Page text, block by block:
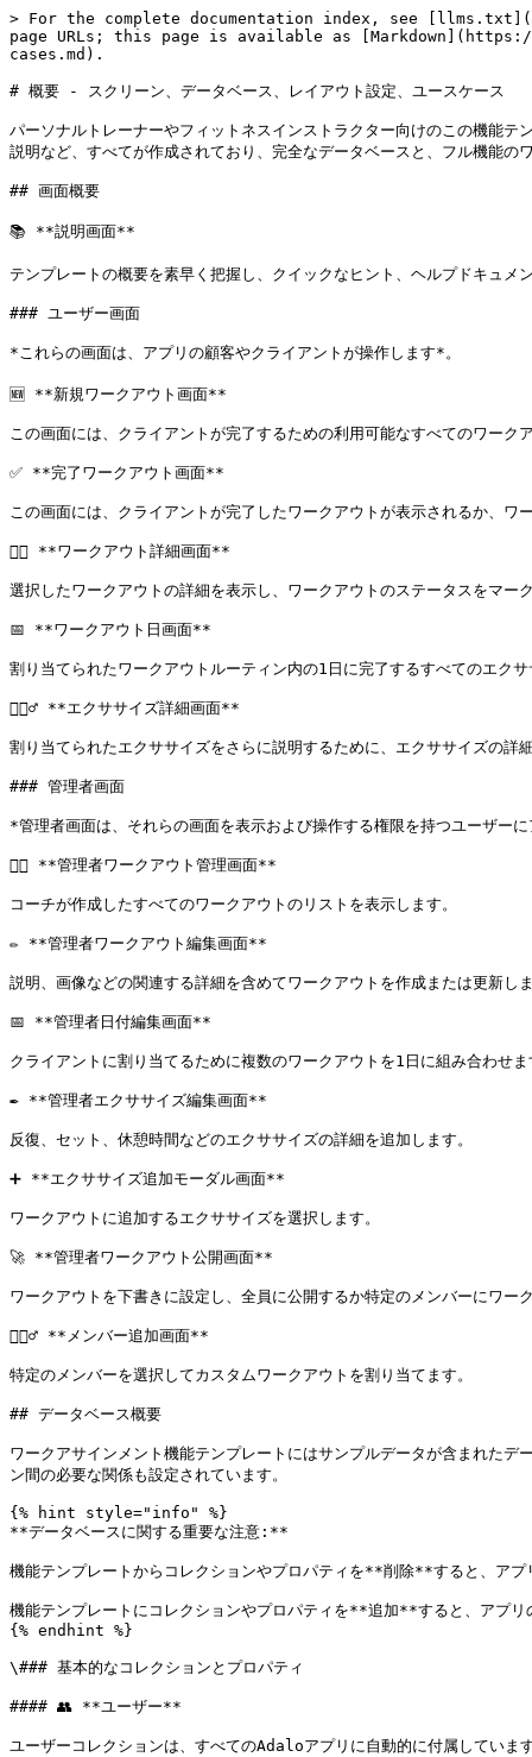
> For the complete documentation index, see
page URLs; this page is available as
cases.md).
# 概要 - スクリーン、データベース、レイアウト設定、ユースケース
パーソナルトレーナーやフィットネスインストラクター向けのこの機能
説明など、すべてが作成されており、完全なデータベースと、フル機能
## 画面概要
📚 **説明画面**
テンプレートの概要を素早く把握し、クイックなヒント、ヘルプドキュ
### ユーザー画面
*これらの画面は、アプリの顧客やクライアントが操作します*。
🆕 **新規ワークアウト画面**
この画面には、クライアントが完了するための利用可能なすべてのワー
✅ **完了ワークアウト画面**
この画面には、クライアントが完了したワークアウトが表示されるか、
🏋🏾 **ワークアウト詳細画面**
選択したワークアウトの詳細を表示し、ワークアウトのステータスをマー
📅 **ワークアウト日画面**
割り当てられたワークアウトルーティン内の1日に完了するすべてのエク
🏃🏾‍♂️ **エクササイズ詳細画面**
割り当てられたエクササイズをさらに説明するために、エクササイズの詳
### 管理者画面
*管理者画面は、それらの画面を表示および操作する権限を持つユーザー
🏋🏾 **管理者ワークアウト管理画面**
コーチが作成したすべてのワークアウトのリストを表示します。
✏️ **管理者ワークアウト編集画面**
説明、画像などの関連する詳細を含めてワークアウトを作成または更新し
📅 **管理者日付編集画面**
クライアントに割り当てるために複数のワークアウトを1日に組み合わせま
✒️ **管理者エクササイズ編集画面**
反復、セット、休憩時間などのエクササイズの詳細を追加します。
➕ **エクササイズ追加モーダル画面**
ワークアウトに追加するエクササイズを選択します。
🚀 **管理者ワークアウト公開画面**
ワークアウトを下書きに設定し、全員に公開するか特定のメンバーにワー
🚴🏾‍♂️ **メンバー追加画面**
特定のメンバーを選択してカスタムワークアウトを割り当てます。
## データベース概要
ワークアサインメント機能テンプレートにはサンプルデータが含まれた
ン間の必要な関係も設定されています。
{% hint style="info" %}
**データベースに関する重要な注意:**
機能テンプレートからコレクションやプロパティを**削除**すると、アプ
機能テンプレートにコレクションやプロパティを**追加**すると、アプリ
{% endhint %}
\### 基本的なコレクションとプロパティ
#### 👥 **ユーザー**
ユーザーコレクションは、すべてのAdaloアプリに自動的に付属していま